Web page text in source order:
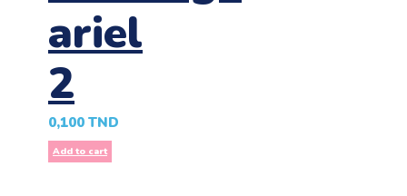
ariel
2
0,100 TND
Add to cart